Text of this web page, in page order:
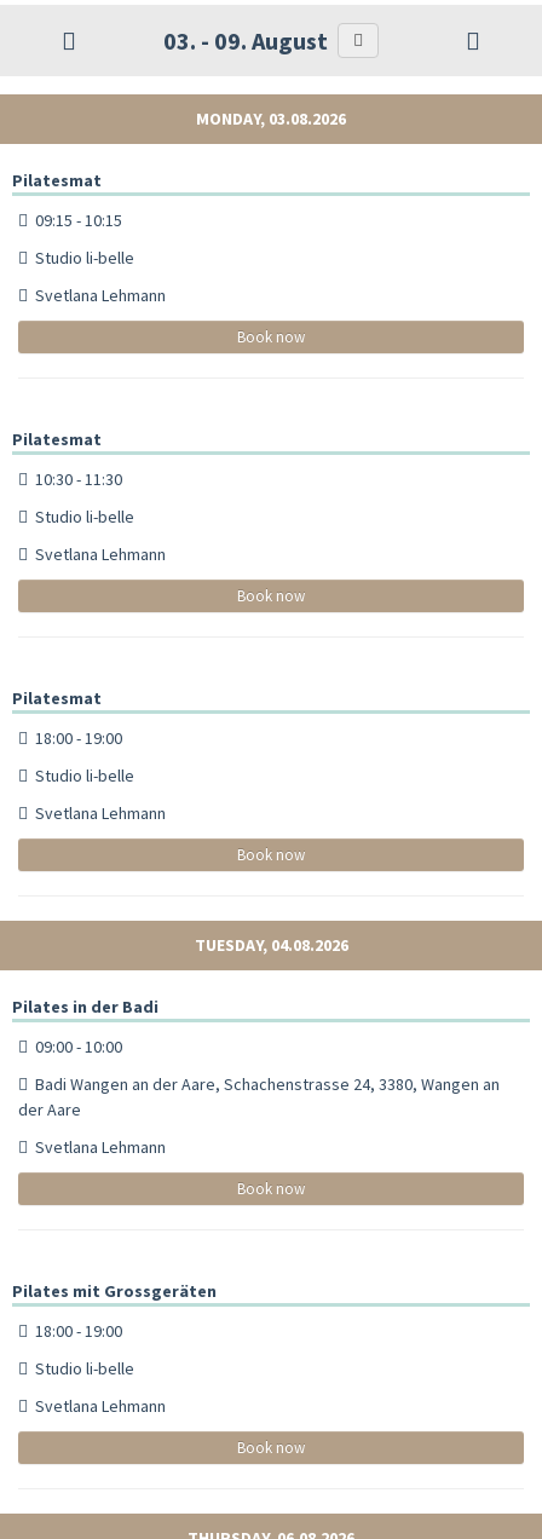
03. - 09. August
MONDAY, 03.08.2026
Pilatesmat
09:15 - 10:15
Studio li-belle
Svetlana Lehmann
Book now
Pilatesmat
10:30 - 11:30
Studio li-belle
Svetlana Lehmann
Book now
Pilatesmat
18:00 - 19:00
Studio li-belle
Svetlana Lehmann
Book now
TUESDAY, 04.08.2026
Pilates in der Badi
09:00 - 10:00
Badi Wangen an der Aare, Schachenstrasse 24, 3380, Wangen an
der Aare
Svetlana Lehmann
Book now
Pilates mit Grossgeräten
18:00 - 19:00
Studio li-belle
Svetlana Lehmann
Book now